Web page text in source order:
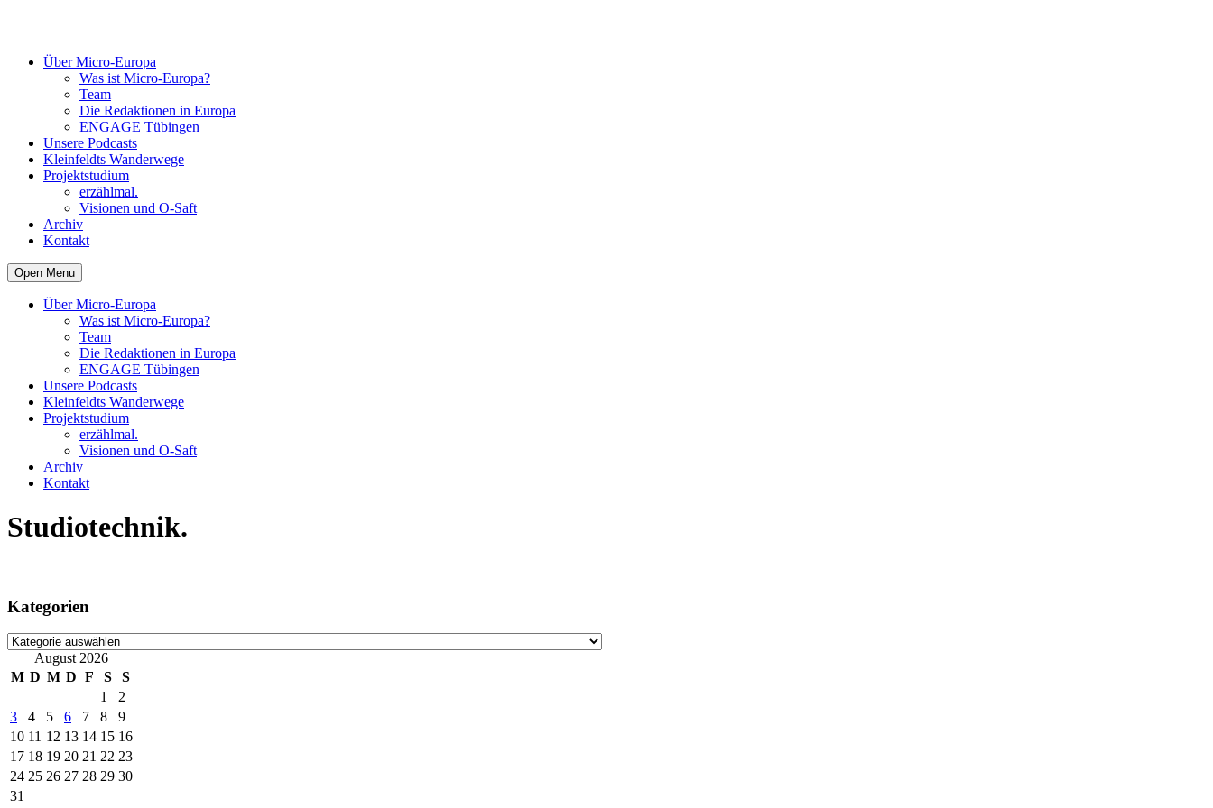
Über Micro-Europa
Was ist Micro-Europa?
Team
Die Redaktionen in Europa
ENGAGE Tübingen
Unsere Podcasts
Kleinfeldts Wanderwege
Projektstudium
erzählmal.
Visionen und O-Saft
Archiv
Kontakt
Open Menu
Über Micro-Europa
Was ist Micro-Europa?
Team
Die Redaktionen in Europa
ENGAGE Tübingen
Unsere Podcasts
Kleinfeldts Wanderwege
Projektstudium
erzählmal.
Visionen und O-Saft
Archiv
Kontakt
Studiotechnik.
Kategorien
Kategorien
August 2026
M D M D F S
S
1
2
3
4 5 6 7 8
9
10 11 12 13 14 15 16
17 18 19 20 21 22 23
24 25 26 27 28 29 30
31